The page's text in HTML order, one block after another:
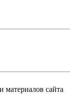
сайта